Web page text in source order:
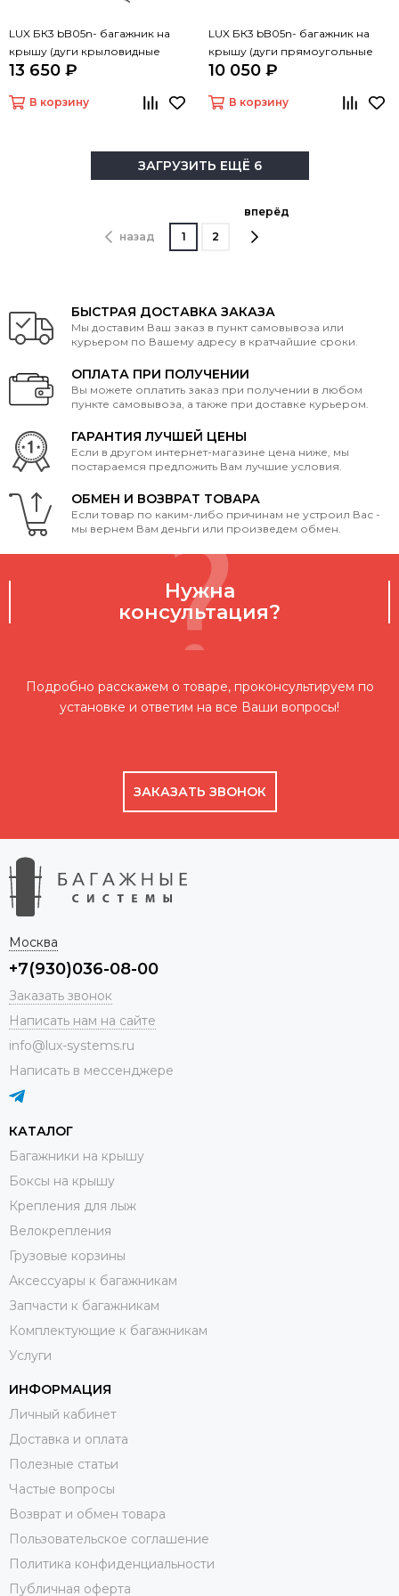
LUX БК3 bB05n- багажник на
крышу (дуги крыловидные
черные 120 см, с замком)
13 650 ₽
В корзину
LUX БК3 bB05n- багажник на
крышу (дуги прямоугольные
черные 120 см, с замком)
10 050 ₽
В корзину
ЗАГРУЗИТЬ ЕЩЁ 6
назад 1 2
вперёд
БЫСТРАЯ ДОСТАВКА ЗАКАЗА
Мы доставим Ваш заказ в пункт самовывоза или
курьером по Вашему адресу в кратчайшие сроки.
ОПЛАТА ПРИ ПОЛУЧЕНИИ
Вы можете оплатить заказ при получении в любом
пункте самовывоза, а также при доставке курьером.
ГАРАНТИЯ ЛУЧШЕЙ ЦЕНЫ
Если в другом интернет-магазине цена ниже, мы
постараемся предложить Вам лучшие условия.
ОБМЕН И ВОЗВРАТ ТОВАРА
Если товар по каким-либо причинам не устроил Вас -
мы вернем Вам деньги или произведем обмен.
Нужна
консультация?
Подробно расскажем о товаре, проконсультируем по
установке и ответим на все Ваши вопросы!
ЗАКАЗАТЬ ЗВОНОК
Москва
+7(930)036-08-00
Заказать звонок
Написать нам на сайте
info@lux-systems.ru
Написать в мессенджере
КАТАЛОГ
Багажники на крышу
Боксы на крышу
Крепления для лыж
Велокрепления
Грузовые корзины
Аксессуары к багажникам
Запчасти к багажникам
Комплектующие к багажникам
Услуги
ИНФОРМАЦИЯ
Личный кабинет
Доставка и оплата
Полезные статьи
Частые вопросы
Возврат и обмен товара
Пользовательское соглашение
Политика конфиденциальности
Публичная оферта